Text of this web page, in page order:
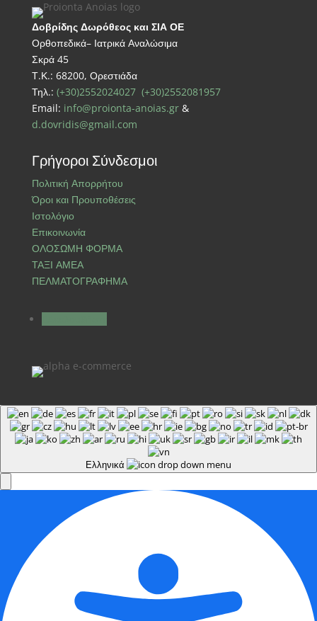
Δοβρίδης Δωρόθεος και ΣΙΑ ΟΕ
Ορθοπεδικά– Ιατρικά Αναλώσιμα
Σκρά 45
Τ.Κ.: 68200, Ορεστιάδα
Τηλ.: (+30)2552024027 (+30)2552081957
Email: info@proionta-anoias.gr&
d.dovridis@gmail.com
Γρήγοροι Σύνδεσμοι
Πολιτική Απορρήτου
Όροι και Προυποθέσεις
Ιστολόγιο
Επικοινωνία
ΟΛΟΣΩΜΗ ΦΟΡΜΑ
ΤΑΞΙ ΑΜΕΑ
ΠΕΛΜΑΤΟΓΡΑΦΗΜΑ
Ελληνικά